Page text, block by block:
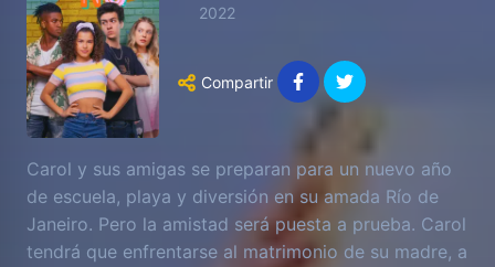
2022
Compartir
Carol y sus amigas se preparan para un nuevo año
de escuela, playa y diversión en su amada Río de
Janeiro. Pero la amistad será puesta a prueba. Carol
tendrá que enfrentarse al matrimonio de su madre, a